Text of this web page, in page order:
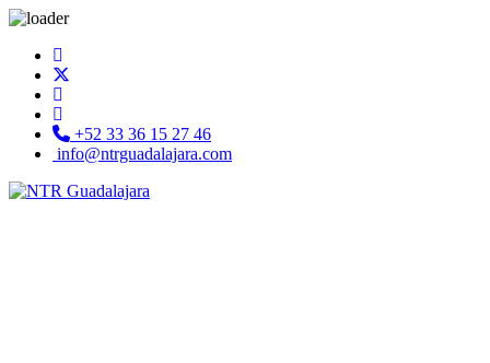
+52 33 36 15 27 46
info@ntrguadalajara.com